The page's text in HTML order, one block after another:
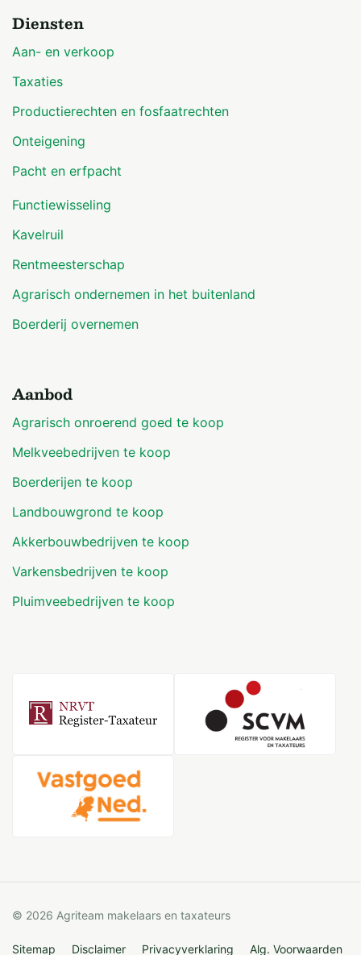
Diensten
Aan- en verkoop
Taxaties
Productierechten en fosfaatrechten
Onteigening
Pacht en erfpacht
Functiewisseling
Kavelruil
Rentmeesterschap
Agrarisch ondernemen in het buitenland
Boerderij overnemen
Aanbod
Agrarisch onroerend goed te koop
Melkveebedrijven te koop
Boerderijen te koop
Landbouwgrond te koop
Akkerbouwbedrijven te koop
Varkensbedrijven te koop
Pluimveebedrijven te koop
© 2026 Agriteam makelaars en taxateurs
Sitemap Disclaimer Privacyverklaring Alg. Voorwaarden